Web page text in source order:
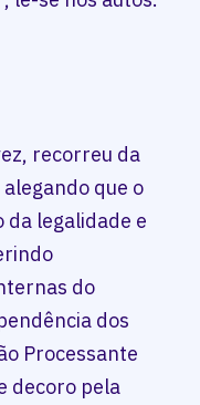
recorreu da
que o
legalidade e
do
dos
Processante
decoro pela